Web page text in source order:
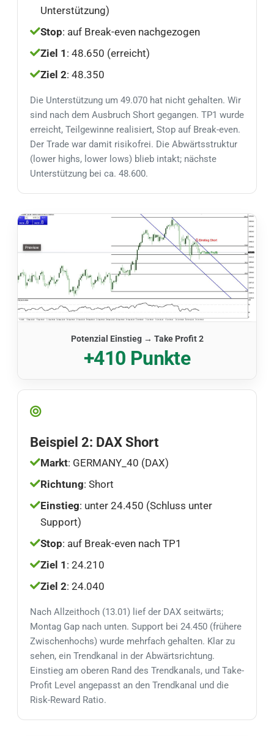
Unterstützung)
Stop: auf Break-even nachgezogen
Ziel 1 : 48.650 (erreicht)
Ziel 2: 48.350
Die Unterstützung um 49.070 hat nicht gehalten. Wir
sind nach dem Ausbruch Short gegangen. TP1 wurde
erreicht, Teilgewinne realisiert, Stop auf Break-even.
Der Trade war damit risikofrei. Die Abwärtsstruktur
(lower highs, lower lows) blieb intakt; nächste
Unterstützung bei ca. 48.600.
Potenzial Einstieg → Take Profit 2
+410 Punkte
Beispiel 2: DAX Short
Markt: GERMANY_40 (DAX)
Richtung: Short
Einstieg: unter 24.450 (Schluss unter
Support)
Stop: auf Break-even nach TP1
Ziel 1 : 24.210
Ziel 2: 24.040
Nach Allzeithoch (13.01) lief der DAX seitwärts;
Montag Gap nach unten. Support bei 24.450 (frühere
Zwischenhochs) wurde mehrfach gehalten. Klar zu
sehen, ein Trendkanal in der Abwärtsrichtung.
Einstieg am oberen Rand des Trendkanals, und Take-
Profit Level angepasst an den Trendkanal und die
Risk-Reward Ratio.